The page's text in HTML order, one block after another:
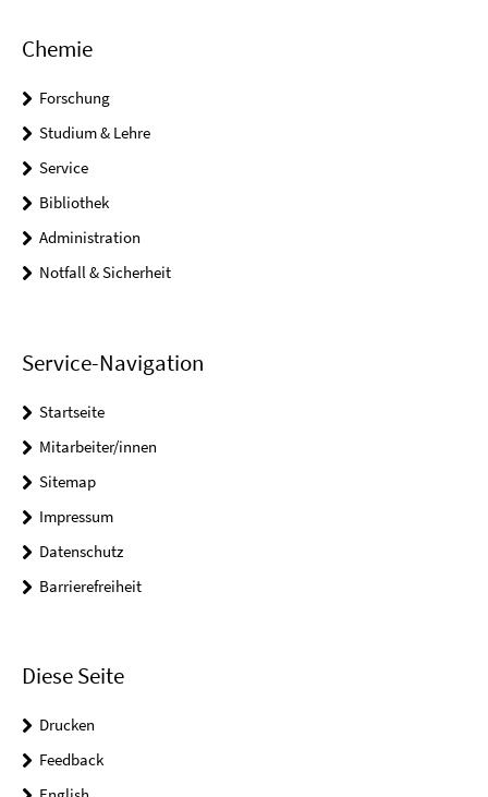
Chemie
Forschung
Studium & Lehre
Service
Bibliothek
Administration
Notfall & Sicherheit
Service-Navigation
Startseite
Mitarbeiter/innen
Sitemap
Impressum
Datenschutz
Barrierefreiheit
Diese Seite
Drucken
Feedback